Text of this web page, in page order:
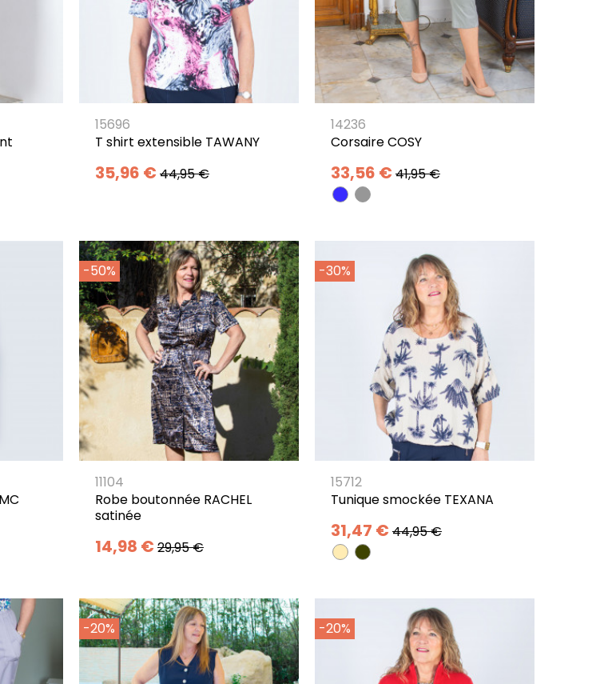
15696
T shirt extensible TAWANY
35,96 € 44,95 €
14236
Corsaire COSY
33,56 € 41,95 €
-50%
11104
Robe boutonnée RACHEL
satinée
14,98 € 29,95 €
-30%
15712
Tunique smockée TEXANA
31,47 € 44,95 €
-20% -20%